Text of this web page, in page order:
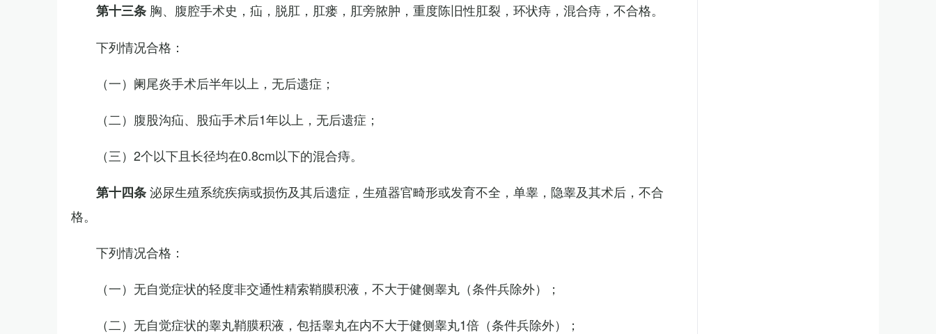
第十三条 胸、腹腔手术史，疝，脱肛，肛瘘，肛旁脓肿，重度陈旧性肛裂，环状痔，混合痔，不合格。
下列情况合格：
（一）阑尾炎手术后半年以上，无后遗症；
（二）腹股沟疝、股疝手术后1年以上，无后遗症；
（三）2个以下且长径均在0.8cm以下的混合痔。
第十四条泌尿生殖系统疾病或损伤及其后遗症，生殖器官畸形或发育不全，单睾，隐睾及其术后，不合
格。
下列情况合格：
（一）无自觉症状的轻度非交通性精索鞘膜积液，不大于健侧睾丸（条件兵除外）；
（二）无自觉症状的睾丸鞘膜积液，包括睾丸在内不大于健侧睾丸1倍（条件兵除外）；